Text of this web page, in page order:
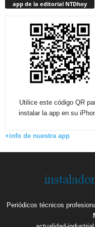
app de la editorial NTDhoy
Utilice este código QR
instalar la app en su
+info de nuestra app
Periódicos técnicos